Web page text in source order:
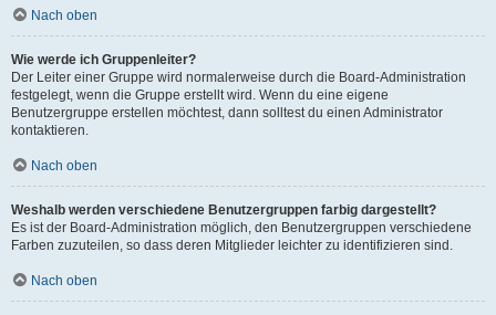
Nach oben
Wie werde ich Gruppenleiter?
Der Leiter einer Gruppe wird normalerweise durch die Board-Administration
festgelegt, wenn die Gruppe erstellt wird. Wenn du eine eigene
Benutzergruppe erstellen möchtest, dann solltest du einen Administrator
kontaktieren.
Nach oben
Weshalb werden verschiedene Benutzergruppen farbig dargestellt?
Es ist der Board-Administration möglich, den Benutzergruppen verschiedene
Farben zuzuteilen, so dass deren Mitglieder leichter zu identifizieren sind.
Nach oben